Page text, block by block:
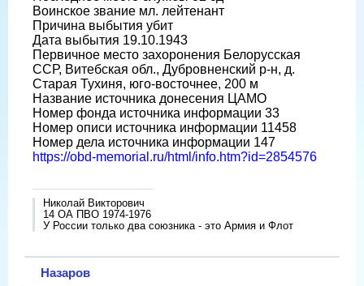
Воинское звание мл. лейтенант
Причина выбытия убит
Дата выбытия 19.10.1943
Первичное место захоронения Белорусская
ССР, Витебская обл., Дубровненский р-н, д.
Старая Тухиня, юго-восточнее, 200 м
Название источника донесения ЦАМО
Номер фонда источника информации 33
Номер описи источника информации 11458
Номер дела источника информации 147
https://obd-memorial.ru/html/info.htm?id=2854576
Николай Викторович
14 ОА ПВО 1974-1976
У России только два союзника - это Армия и Флот
Назаров